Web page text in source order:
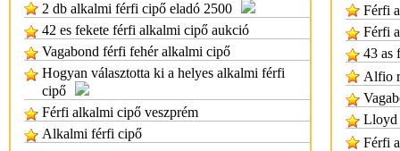
2 db alkalmi férfi cipő eladó 2500
42 es fekete férfi alkalmi cipő aukció
Vagabond férfi fehér alkalmi cipő
Hogyan választotta ki a helyes alkalmi férfi
cipő
Férfi alkalmi cipő veszprém
Alkalmi férfi cipő
Férfi
Férfi
43 as
Alfio
Lloyd
Férfi